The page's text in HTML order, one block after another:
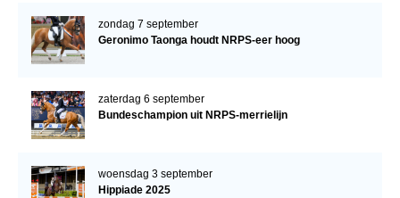
zondag 7 september
Geronimo Taonga houdt NRPS-eer hoog
zaterdag 6 september
Bundeschampion uit NRPS-merrielijn
woensdag 3 september
Hippiade 2025